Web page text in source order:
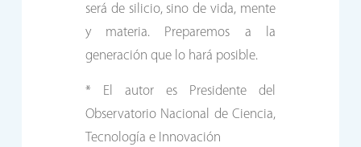
será de silicio, sino de vida, mente
y materia. Preparemos a la
generación que lo hará posible.
* El autor es Presidente del
Observatorio Nacional de Ciencia,
Tecnología e Innovación